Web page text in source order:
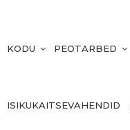
KODU PEOTARBED
ISIKUKAITSEVAHENDID